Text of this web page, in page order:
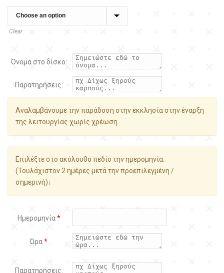
Clear
Όνομα στο δίσκο:
Παρατηρήσεις:
Αναλαμβάνουμε την παράδοση στην εκκλησία στην έναρξη
της λειτουργίας χωρίς χρέωση.
Επιλέξτε στο ακόλουθο πεδίο την ημερομηνία.
(Τουλάχιστον 2 ημέρες μετά την προεπιλεγμένη /
σημερινή)↓
Ημερομηνία*
Ώρα*
Παρατηρήσεις: